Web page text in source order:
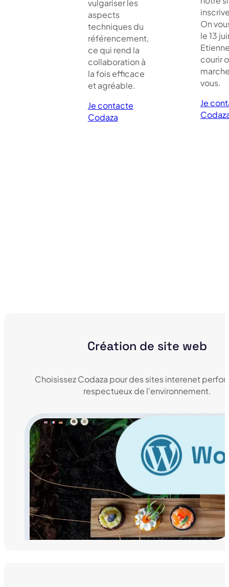
vulgariser les
aspects
techniques du
référencement,
ce qui rend la
collaboration à
la fois efficace
et agréable.
Je contacte
Codaza
On
le 13
courir
vous.
Je
Création de site web
Choisissez Codaza pour des sites interenet
respectueux de l'environnement.